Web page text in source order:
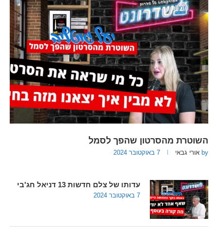
השוטרת מהסרטון שהפך לסמל
by אורי גבאי 7 באוקטובר 2024
עדותו של צלם חדשות 13 דניאל חג'בי
7 באוקטובר 2024